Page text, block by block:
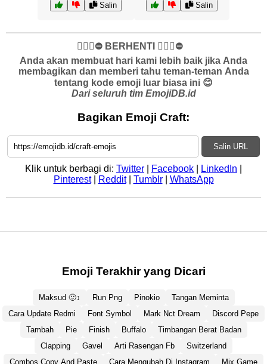
Salin Salin
✋🏻🛑⛔️ BERHENTI ✋🏻🛑⛔️
Anda akan membuat hari kami lebih baik jika Anda
membagikan dan memberi tahu teman-teman Anda
tentang kode emoji luar biasa ini 😊
Dari seluruh tim EmojiDB.id
Bagikan Emoji Craft:
Salin URL
Klik untuk berbagi di: Twitter Facebook LinkedIn
Pinterest| Reddit| Tumblr| WhatsApp
Emoji Terakhir yang Dicari
Maksud 🙂↕ Run Png Pinokio
Tangan Meminta
Cara Update Redmi
Font Symbol Mark Nct Dream
Discord Pepe
Tambah
Pie Finish Buffalo
Timbangan Berat Badan
Clapping
Gavel Arti Rasengan Fb
Switzerland
Combos Copy And Paste
Cara Mengubah Di Instagram
Mix Game